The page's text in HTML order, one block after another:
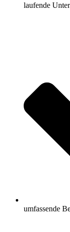
laufende
umfassende